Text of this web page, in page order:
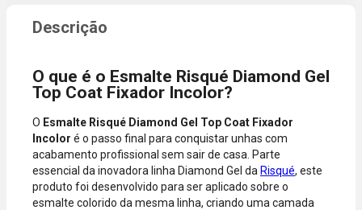
incluir itens
A aprovação
considera o
compra, não
o valor da
parcela.
Certifique-se
de que o total
está dentro
cartão.
ao aplicativo
do Nubank
confirmar o
pagamento e
finalizar a
compra.
O que é o Esmalte Risqué Diamond Gel
Top Coat Fixador Incolor?
O Esmalte Risqué Diamond Gel Top Coat Fixador
Incolor é o passo final para conquistar unhas com
acabamento profissional sem sair de casa. Parte
essencial da inovadora linha Diamond Gel da Risqué, este
produto foi desenvolvido para ser aplicado sobre o
esmalte colorido da mesma linha, criando uma camada